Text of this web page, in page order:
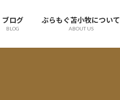
ブログ
BLOG
ぶらもぐ苫小牧について
ABOUT US